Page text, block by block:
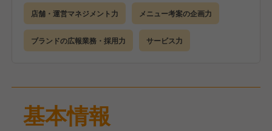
売上収支管理・スタッフ教育、事業戦略立案、サービ
ス業務
全般などになります。
店舗・運営マネジメント力 メニュー考案の企画力
ブランドの広報業務・採用力 サービス力
基本情報